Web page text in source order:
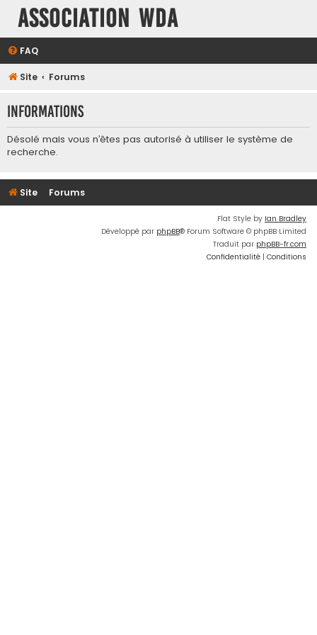
Association WDA
FAQ
Site Forums
Informations
Désolé mais vous n’êtes pas autorisé à utiliser le système de
recherche.
Site Forums
Flat Style by Ian Bradley
Développé par phpBB® Forum Software © phpBB Limited
Traduit par phpBB-fr.com
Confidentialité | Conditions